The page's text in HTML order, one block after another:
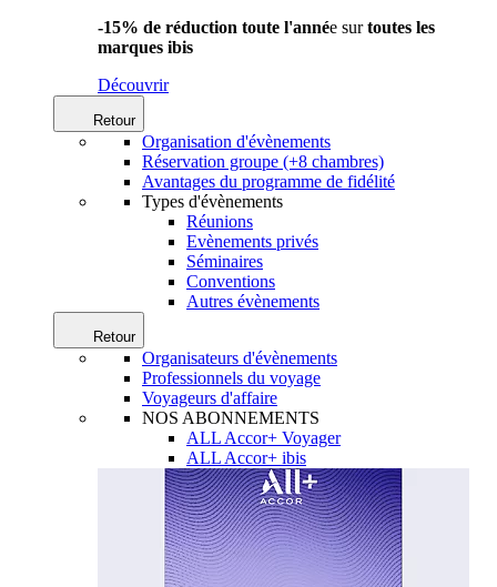
-15% de réduction toute l'année surtoutes les
marques ibis
Découvrir
Retour
Organisation d'évènements
Réservation groupe (+8 chambres)
Avantages du programme de fidélité
Types d'évènements
Réunions
Evènements privés
Séminaires
Conventions
Autres évènements
Retour
Organisateurs d'évènements
Professionnels du voyage
Voyageurs d'affaire
NOS ABONNEMENTS
ALL Accor+ Voyager
ALL Accor+ ibis